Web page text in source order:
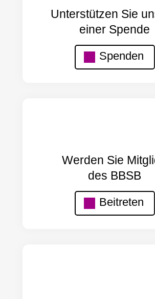
Unterstützen Sie
einer Spende
Spenden
Werden Sie
des BBSB
Beitreten